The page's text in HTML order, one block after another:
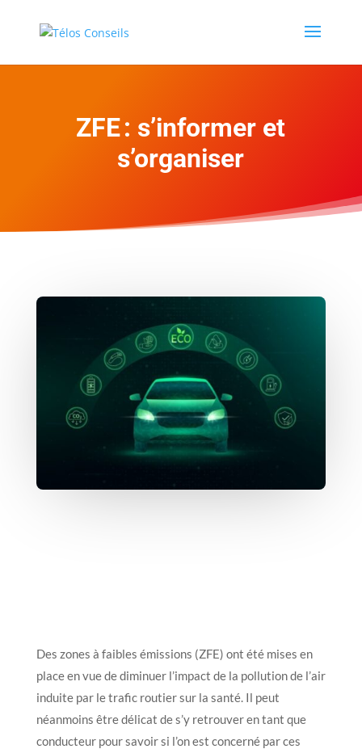
ZFE : s’informer et
s’organiser
Des zones à faibles émissions (ZFE) ont été mises en
place en vue de diminuer l’impact de la pollution de l’air
induite par le trafic routier sur la santé. Il peut
néanmoins être délicat de s’y retrouver en tant que
conducteur pour savoir si l’on est concerné par ces